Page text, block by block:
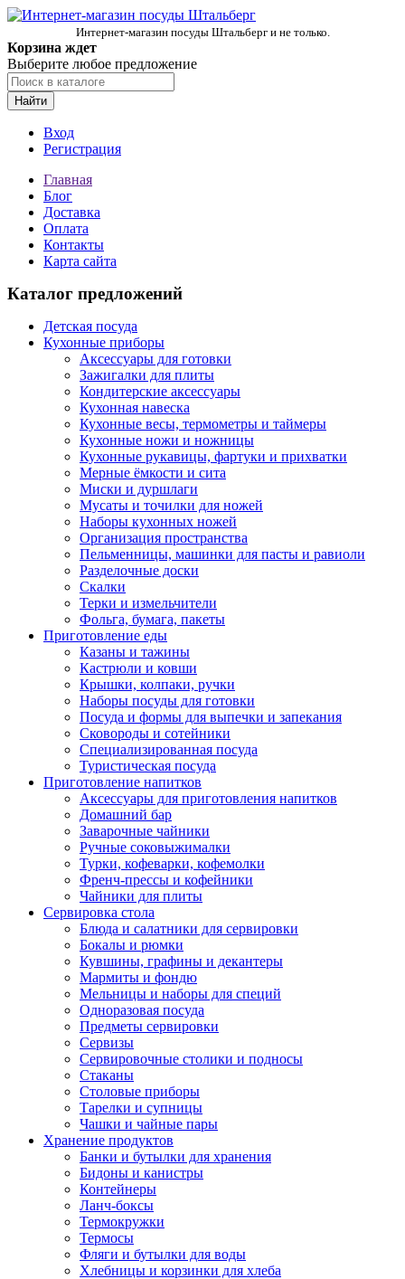
Интернет-магазин посуды Штальберг и не только.
Корзина ждет
Выберите любое предложение
Найти
Вход
Регистрация
Главная
Блог
Доставка
Оплата
Контакты
Карта сайта
Каталог предложений
Детская посуда
Кухонные приборы
Аксессуары для готовки
Зажигалки для плиты
Кондитерские аксессуары
Кухонная навеска
Кухонные весы, термометры и таймеры
Кухонные ножи и ножницы
Кухонные рукавицы, фартуки и прихватки
Мерные ёмкости и сита
Миски и дуршлаги
Мусаты и точилки для ножей
Наборы кухонных ножей
Организация пространства
Пельменницы, машинки для пасты и равиоли
Разделочные доски
Скалки
Терки и измельчители
Фольга, бумага, пакеты
Приготовление еды
Казаны и тажины
Кастрюли и ковши
Крышки, колпаки, ручки
Наборы посуды для готовки
Посуда и формы для выпечки и запекания
Сковороды и сотейники
Специализированная посуда
Туристическая посуда
Приготовление напитков
Аксессуары для приготовления напитков
Домашний бар
Заварочные чайники
Ручные соковыжималки
Турки, кофеварки, кофемолки
Френч-прессы и кофейники
Чайники для плиты
Сервировка стола
Блюда и салатники для сервировки
Бокалы и рюмки
Кувшины, графины и декантеры
Мармиты и фондю
Мельницы и наборы для специй
Одноразовая посуда
Предметы сервировки
Сервизы
Сервировочные столики и подносы
Стаканы
Столовые приборы
Тарелки и супницы
Чашки и чайные пары
Хранение продуктов
Банки и бутылки для хранения
Бидоны и канистры
Контейнеры
Ланч-боксы
Термокружки
Термосы
Фляги и бутылки для воды
Хлебницы и корзинки для хлеба